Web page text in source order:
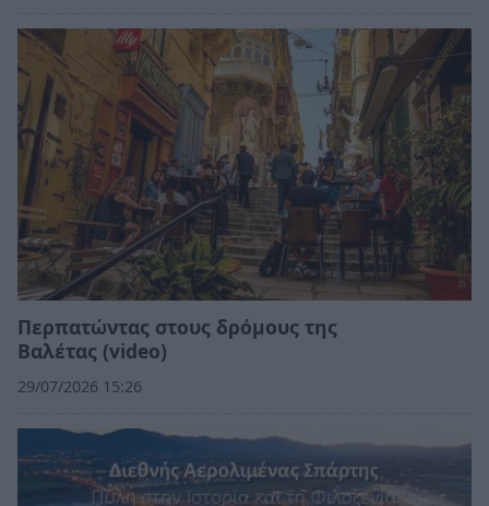
Περπατώντας στους δρόμους της
Βαλέτας (video)
29/07/2026 15:26